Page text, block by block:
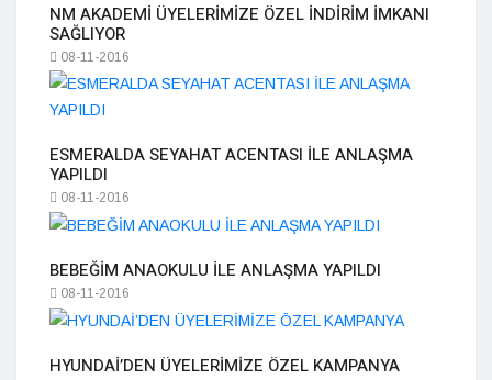
NM AKADEMİ ÜYELERİMİZE ÖZEL İNDİRİM İMKANI
SAĞLIYOR
08-11-2016
ESMERALDA SEYAHAT ACENTASI İLE ANLAŞMA
YAPILDI
08-11-2016
BEBEĞİM ANAOKULU İLE ANLAŞMA YAPILDI
08-11-2016
HYUNDAİ’DEN ÜYELERİMİZE ÖZEL KAMPANYA